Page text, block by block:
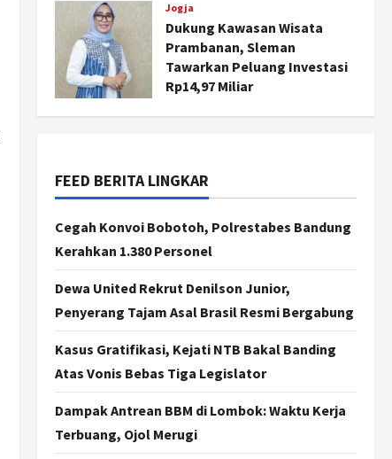
Jogja
Dukung Kawasan Wisata
Prambanan, Sleman
Tawarkan Peluang Investasi
Rp14,97 Miliar
FEED BERITA LINGKAR
Cegah Konvoi Bobotoh, Polrestabes Bandung
Kerahkan 1.380 Personel
Dewa United Rekrut Denilson Junior,
Penyerang Tajam Asal Brasil Resmi Bergabung
Kasus Gratifikasi, Kejati NTB Bakal Banding
Atas Vonis Bebas Tiga Legislator
Dampak Antrean BBM di Lombok: Waktu Kerja
Terbuang, Ojol Merugi
2
Nasional
BRIN Kembangkan Sepatu
Murah Mulai Rp75 Ribu untuk
Sekolah Rakyat
3
Gen Z Belajar Meracik Lulur
Khas Keraton Yogyakarta,
Jawa
Agustus 6, 2026
4
Jogja
Jasa Marga Pastikan
Pembangunan Tol Jogja-
Solo Segera Rampung,
Progres 98 Persen
Agustus 6, 2026
Politik
Karwito Komitmen Perbaikan
Jalan Desa Sidomukti dengan
Cor Beton Bertahap